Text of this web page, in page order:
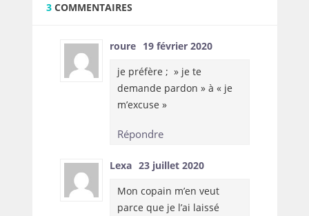
3COMMENTAIRES
roure
19 février 2020
je préfère ; » je te
demande pardon » à « je
m’excuse »
Répondre
Lexa 23 juillet 2020
Mon copain m’en veut
parce que je l’ai laissé